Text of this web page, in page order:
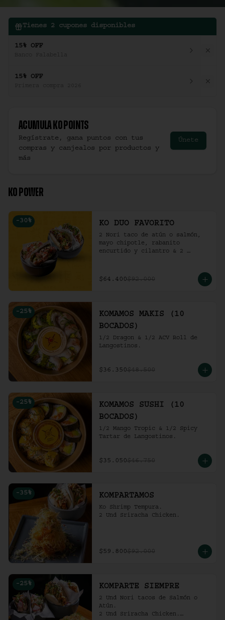
Tienes 2 cupones disponibles
15% OFF
15% OFF
Primera compra 2026
Acumula Ko Points
Regístrate, gana puntos con tus
compras y canjealos por productos y
más
Únete
KO POWER
-30 % KO DUO FAVORITO
2 Nori taco de atún o salmón,
mayo chipotle, rabanito
encurtido y cilantro & 2
picante en bao buns.
$64.400$92.000
-25 %
KOMAMOS MAKIS (10
BOCADOS)
1/2 Dragon & 1/2 ACV Roll de
Langostinos.
$36.350$48.500
-25 %
KOMAMOS SUSHI (10
BOCADOS)
1/2 Mango Tropic & 1/2 Spicy
Tartar de Langostinos.
$35.050$46.750
-35 % KOMPARTAMOS
Ko Shrimp Tempura.
2 Und Sriracha Chicken.
$59.800$92.000
-25 % KOMPARTE SIEMPRE
2 Und Nori tacos de Salmón o
Atún.
2 Und Sriracha Chicken.